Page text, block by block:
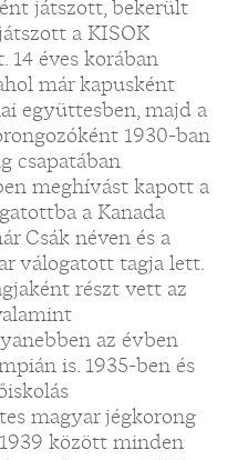
játszott, bekerült
a KISOK
14 éves korában
már kapusként
együttesben, majd a
1930-ban
csapatában
meghívást kapott a
a Kanada
Csák néven és a
válogatott tagja lett.
részt vett az
az évben
is. 1935-ben és
magyar jégkorong
között minden